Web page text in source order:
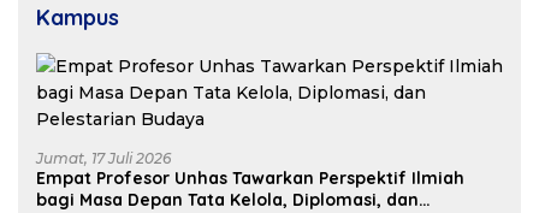
Kampus
Jumat, 17 Juli 2026
Empat Profesor Unhas Tawarkan Perspektif Ilmiah
bagi Masa Depan Tata Kelola, Diplomasi, dan